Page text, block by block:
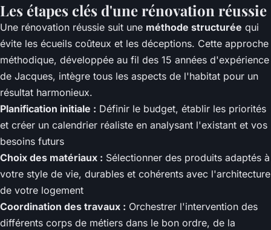
Les étapes clés d'une rénovation réussie
Une rénovation réussie suit une méthode structurée qui
évite les écueils coûteux et les déceptions. Cette approche
méthodique, développée au fil des 15 années d'expérience
de Jacques, intègre tous les aspects de l'habitat pour un
résultat harmonieux.
Planification initiale : Définir le budget, établir les priorités
et créer un calendrier réaliste en analysant l'existant et vos
besoins futurs
Choix des matériaux : Sélectionner des produits adaptés à
votre style de vie, durables et cohérents avec l'architecture
de votre logement
Coordination des travaux : Orchestrer l'intervention des
différents corps de métiers dans le bon ordre, de la